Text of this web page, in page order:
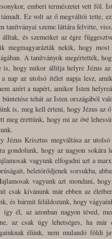
emberi természetet vett föl.
támadt. Ez volt az ő megváltói tette,
tanítványai szeme láttára felvitte,
és szemeiket az égre
megmagyarázták nekik, hogy
A tanítványok megértették,
is, hogy mikor állítja helyre Jézus
nap az utolsó ítélet napja lesz,
azért a napért, amikor Isten
tehát az Isten országából
is, meg kell érteni, hogy Jézus az
meg érettünk, hogy mi az övé
Krisztus megváltása az
gondolunk, hogy az nagyon
vagyunk elfogadni azt a
beletörődjenek sorsukba,
vagyunk azt mondani,
csak kívánunk már ebben az
és bármit feláldozunk, hogy
él, az azonban nagyon téved,
az csak úgy lehetséges, ha
élünk, nem mulandó földi